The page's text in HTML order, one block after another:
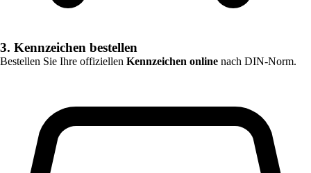
3. Kennzeichen bestellen
Bestellen Sie Ihre offiziellen Kennzeichen online nach DIN-Norm.